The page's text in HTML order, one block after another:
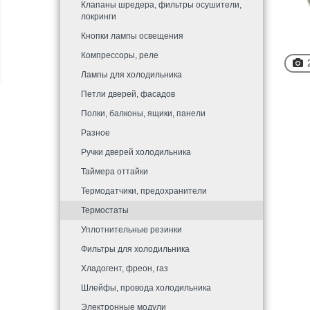
Клапаны шредера, фильтры осушители,
локринги
Кнопки лампы освещения
Компрессоры, реле
Лампы для холодильника
Петли дверей, фасадов
Полки, балконы, ящики, панели
Разное
Ручки дверей холодильника
Таймера оттайки
Термодатчики, предохранители
Термостаты
Уплотнительные резинки
Фильтры для холодильника
Хладогент, фреон, газ
Шлейфы, провода холодильника
Электронные модули